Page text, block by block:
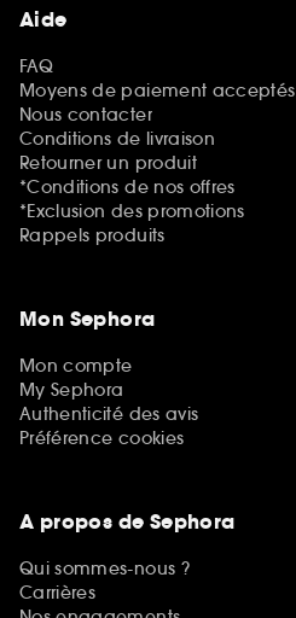
Aide
FAQ
Moyens de paiement acceptés
Nous contacter
Conditions de livraison
Retourner un produit
*Conditions de nos offres
*Exclusion des promotions
Rappels produits
Mon Sephora
Mon compte
My Sephora
Authenticité des avis
Préférence cookies
A propos de Sephora
Qui sommes-nous ?
Carrières